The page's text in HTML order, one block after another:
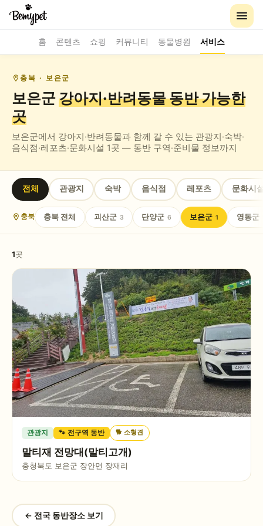
홈 콘텐츠 쇼핑 커뮤니티 동물병원 서비스
충북 · 보은군
보은군강아지·반려동물 동반가능한
곳
보은군에서 강아지·반려동물과 함께 갈 수 있는 관광지·숙박·
음식점·레포츠·문화시설 1곳 — 동반 구역·준비물 정보까지
전체 관광지 숙박 음식점 레포츠 문화시
충북 충북 전체 괴산군 3 단양군 6 보은군 1 영동군
1곳
관광지 🐾 전구역 동반 🐕소형견
말티재 전망대(말티고개)
충청북도 보은군 장안면 장재리
← 전국 동반장소 보기